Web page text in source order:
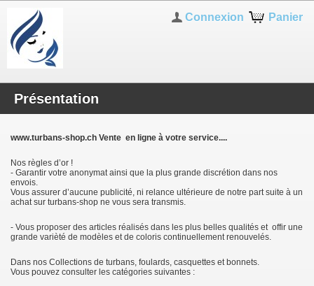
Panier
Connexion
Présentation
www.turbans-shop.ch Vente en ligne à votre service....
Nos règles d’or !
- Garantir votre anonymat ainsi que la plus grande discrétion dans nos
envois.
Vous assurer d’aucune publicité, ni relance ultérieure de notre part suite à un
achat sur turbans-shop ne vous sera transmis.
- Vous proposer des articles réalisés dans les plus belles qualités et offir une
grande varièté de modèles et de coloris continuellement renouvelés.
Dans nos Collections de turbans, foulards, casquettes et bonnets.
Vous pouvez consulter les catégories suivantes :